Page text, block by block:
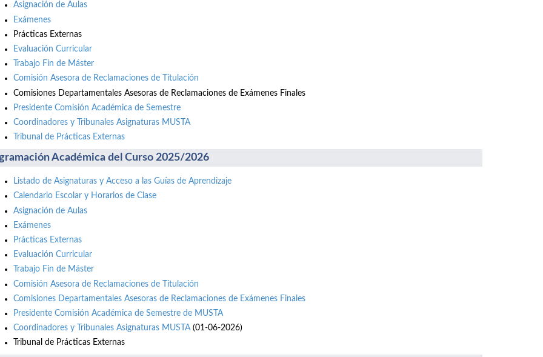
Asignación de Aulas
Exámenes
Prácticas Externas
Evaluación Curricular
Trabajo Fin de Máster
Comisión Asesora de Reclamaciones de Titulación
Comisiones Departamentales Asesoras de Reclamaciones de Exámenes Finales
Presidente Comisión Académica de Semestre
Coordinadores y Tribunales Asignaturas MUSTA
Tribunal de Prácticas Externas
Académica del Curso 2025/2026
Listado de Asignaturas y Acceso a las Guías de Aprendizaje
Calendario Escolar y Horarios de Clase
Asignación de Aulas
Exámenes
Prácticas Externas
Evaluación Curricular
Trabajo Fin de Máster
Comisión Asesora de Reclamaciones de Titulación
Comisiones Departamentales Asesoras de Reclamaciones de Exámenes Finales
Presidente Comisión Académica de Semestre de MUSTA
Coordinadores y Tribunales Asignaturas MUSTA(01-06-2026)
Tribunal de Prácticas Externas